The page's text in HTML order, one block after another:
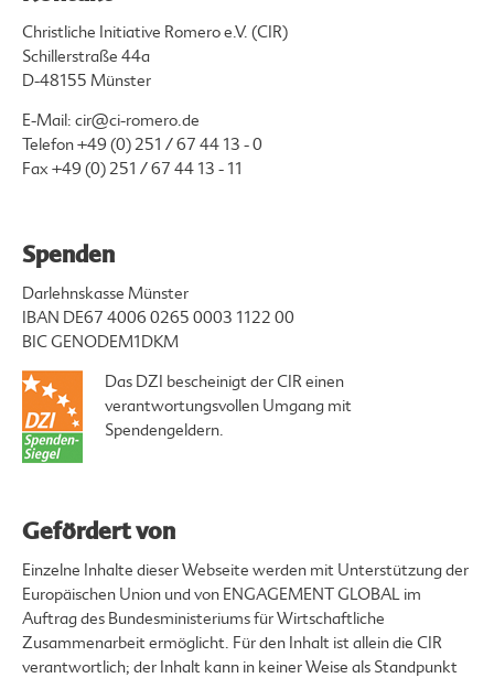
Christliche Initiative Romero e.V. (CIR)
Schillerstraße 44a
D-48155 Münster
E-Mail: cir@ci-romero.de
Telefon+49 (0) 251 / 67 44 13 - 0
Fax +49 (0) 251 / 67 44 13 - 11
Spenden
Darlehnskasse Münster
IBAN DE67 4006 0265 0003 1122 00
BIC GENODEM1DKM
Das DZI bescheinigt der CIR einen
verantwortungsvollen Umgang mit
Spendengeldern.
Gefördert von
Einzelne Inhalte dieser Webseite werden mit Unterstützung der
Europäischen Union und von ENGAGEMENT GLOBAL im
Auftrag des Bundesministeriums für Wirtschaftliche
Zusammenarbeit ermöglicht. Für den Inhalt ist allein die CIR
verantwortlich; der Inhalt kann in keiner Weise als Standpunkt